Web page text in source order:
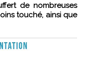
de nombreuses
touché, ainsi que